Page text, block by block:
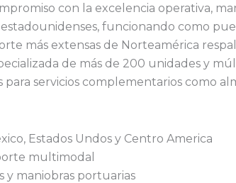
con la excelencia operativa,
funcionando como
más extensas de Norteamérica
de más de 200 unidades y
servicios complementarios como
Estados Undos y Centro America
multimodal
y maniobras portuarias